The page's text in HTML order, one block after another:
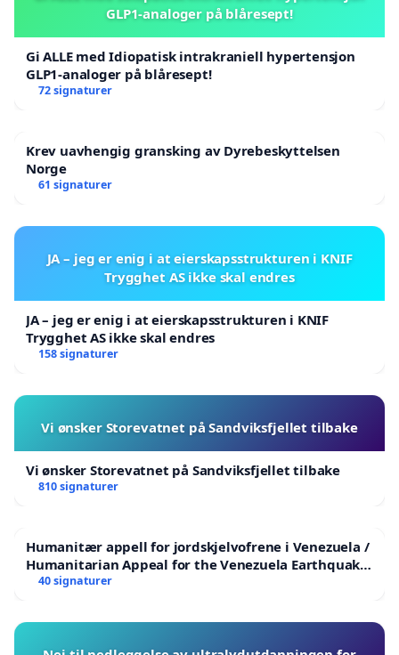
GLP1-analoger på blåresept!
Gi ALLE med Idiopatisk intrakraniell hypertensjon
GLP1-analoger på blåresept!
72 signaturer
Krev uavhengig gransking av Dyrebeskyttelsen
Norge
61 signaturer
JA – jeg er enig i at eierskapsstrukturen i KNIF
Trygghet AS ikke skal endres
JA – jeg er enig i at eierskapsstrukturen i KNIF
Trygghet AS ikke skal endres
158 signaturer
Vi ønsker Storevatnet på Sandviksfjellet tilbake
Vi ønsker Storevatnet på Sandviksfjellet tilbake
810 signaturer
Humanitær appell for jordskjelvofrene i Venezuela /
Humanitarian Appeal for the Venezuela Earthquake
Victims
40 signaturer